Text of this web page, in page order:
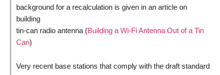
background for a recalculation is given in an article on
building
tin-can radio antenna (Building a Wi-Fi Antenna Out of a Tin
Can)
Very recent base stations that comply with the draft standard